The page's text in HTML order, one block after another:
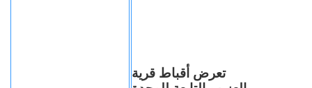
تعرض أقباط قرية